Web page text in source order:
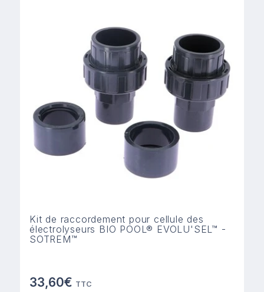
Kit de raccordement pour cellule des
électrolyseurs BIO POOL® EVOLU'SEL™ -
SOTREM™
33,60€ TTC